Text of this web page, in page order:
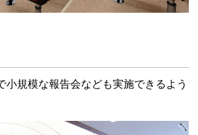
小規模な報告会なども実施できるよう